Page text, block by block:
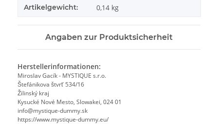
Artikelgewicht: 0,14 kg
Angaben zur Produktsicherheit
Herstellerinformationen:
Miroslav Gacík - MYSTIQUE s.r.o.
Štefánikova štvrť 534/16
Žilinský kraj
Kysucké Nové Mesto, Slowakei, 024 01
info@mystique-dummy.sk
https://www.mystique-dummy.eu/